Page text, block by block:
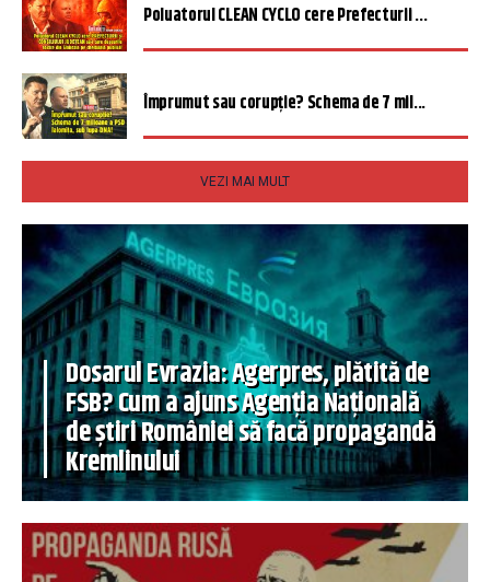
Poluatorul CLEAN CYCLO cere Prefecturii ...
Împrumut sau corupție? Schema de 7 mil...
VEZI MAI MULT
Dosarul Evrazia: Agerpres, plătită de
FSB? Cum a ajuns Agenția Națională
de știri României să facă propagandă
Kremlinului